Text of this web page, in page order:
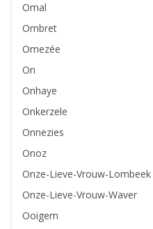
Omal
Ombret
Omezée
On
Onhaye
Onkerzele
Onnezies
Onoz
Onze-Lieve-Vrouw-Lombeek
Onze-Lieve-Vrouw-Waver
Ooigem